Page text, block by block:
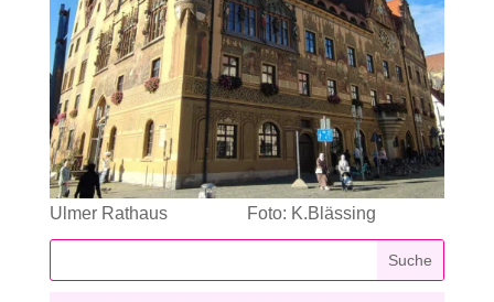
Ulmer Rathaus Foto: K.Blässing